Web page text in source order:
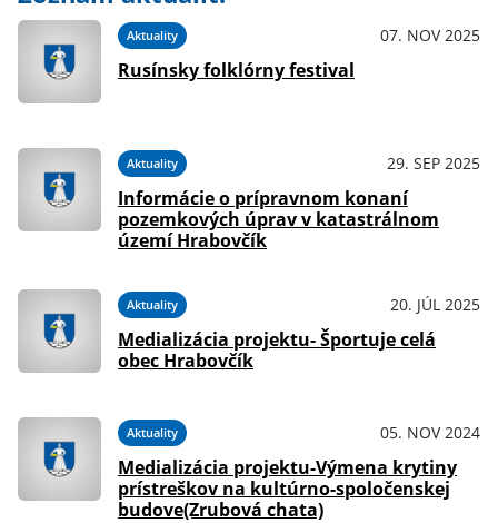
Aktuality 07. NOV 2025
Rusínsky folklórny festival
Aktuality 29. SEP 2025
Informácie o prípravnom konaní
pozemkových úprav v katastrálnom
území Hrabovčík
Aktuality 20. JÚL 2025
Medializácia projektu- Športuje celá
obec Hrabovčík
Aktuality 05. NOV 2024
Medializácia projektu-Výmena krytiny
prístreškov na kultúrno-spoločenskej
budove(Zrubová chata)